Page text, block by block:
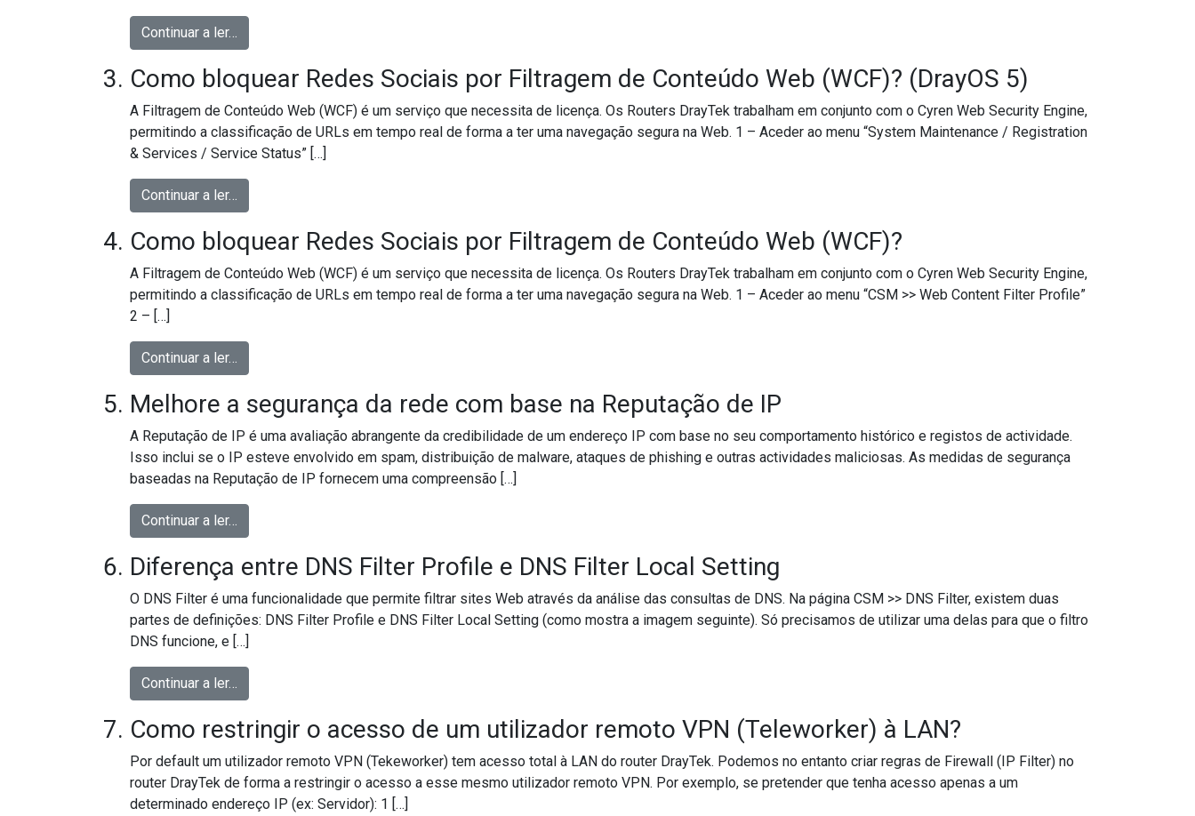
Continuar a ler…
Como bloquear Redes Sociais por Filtragem de Conteúdo Web (WCF)? (DrayOS 5)
A Filtragem de Conteúdo Web (WCF) é um serviço que necessita de licença. Os Routers DrayTek trabalham em conjunto com o Cyren Web Security Engine,
permitindo a classificação de URLs em tempo real de forma a ter uma navegação segura na Web. 1 – Aceder ao menu “System Maintenance / Registration
& Services / Service Status” […]
Continuar a ler…
Como bloquear Redes Sociais por Filtragem de Conteúdo Web (WCF)?
A Filtragem de Conteúdo Web (WCF) é um serviço que necessita de licença. Os Routers DrayTek trabalham em conjunto com o Cyren Web Security Engine,
permitindo a classificação de URLs em tempo real de forma a ter uma navegação segura na Web. 1 – Aceder ao menu “CSM >> Web Content Filter Profile”
2 – […]
Continuar a ler…
Melhore a segurança da rede com base na Reputação de IP
A Reputação de IP é uma avaliação abrangente da credibilidade de um endereço IP com base no seu comportamento histórico e registos de actividade.
Isso inclui se o IP esteve envolvido em spam, distribuição de malware, ataques de phishing e outras actividades maliciosas. As medidas de segurança
baseadas na Reputação de IP fornecem uma compreensão […]
Continuar a ler…
Diferença entre DNS Filter Profile e DNS Filter Local Setting
O DNS Filter é uma funcionalidade que permite filtrar sites Web através da análise das consultas de DNS. Na página CSM >> DNS Filter, existem duas
partes de definições: DNS Filter Profile e DNS Filter Local Setting (como mostra a imagem seguinte). Só precisamos de utilizar uma delas para que o filtro
DNS funcione, e […]
Continuar a ler…
Como restringir o acesso de um utilizador remoto VPN (Teleworker) à LAN?
Por default um utilizador remoto VPN (Tekeworker) tem acesso total à LAN do router DrayTek. Podemos no entanto criar regras de Firewall (IP Filter) no
router DrayTek de forma a restringir o acesso a esse mesmo utilizador remoto VPN. Por exemplo, se pretender que tenha acesso apenas a um
determinado endereço IP (ex: Servidor): 1 […]